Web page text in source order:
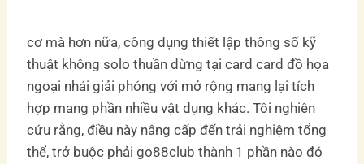
cơ mà hơn nữa, công dụng thiết lập thông số kỹ
thuật không solo thuần dừng tại card card đồ họa
ngoại nhái giải phóng với mở rộng mang lại tích
hợp mang phần nhiều vật dụng khác. Tôi nghiên
cứu rằng, điều này nâng cấp đến trải nghiệm tổng
thể, trở buộc phải go88club thành 1 phần nào đó